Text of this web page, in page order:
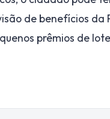
de benefícios
prêmios de